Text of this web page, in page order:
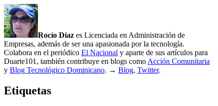
Rocío Díaz es Licenciada en Administración de
Empresas, además de ser una apasionada por la tecnología.
Colabora en el periódico El Nacional y aparte de sus artículos para
Duarte101, también contribuye en blogs como Acción Comunitaria
y Blog Tecnológico Dominicano. → Blog, Twitter.
Etiquetas